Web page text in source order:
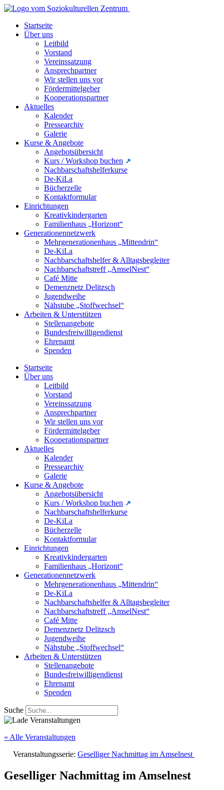
Startseite
Über uns
Leitbild
Vorstand
Vereinssatzung
Ansprechpartner
Wir stellen uns vor
Fördermittelgeber
Kooperationspartner
Aktuelles
Kalender
Pressearchiv
Galerie
Kurse & Angebote
Angebotsübersicht
Kurs / Workshop buchen
Nachbarschaftshelferkurse
De-KiLa
Bücherzelle
Kontaktformular
Einrichtungen
Kreativkindergarten
Familienhaus „Horizont“
Generationennetzwerk
Mehrgenerationenhaus „Mittendrin“
De-KiLa
Nachbarschaftshelfer & Alltagsbegleiter
Nachbarschaftstreff „AmselNest“
Café Mitte
Demenznetz Delitzsch
Jugendweihe
Nähstube „Stoffwechsel“
Arbeiten & Unterstützen
Stellenangebote
Bundesfreiwilligendienst
Ehrenamt
Spenden
Startseite
Über uns
Leitbild
Vorstand
Vereinssatzung
Ansprechpartner
Wir stellen uns vor
Fördermittelgeber
Kooperationspartner
Aktuelles
Kalender
Pressearchiv
Galerie
Kurse & Angebote
Angebotsübersicht
Kurs / Workshop buchen
Nachbarschaftshelferkurse
De-KiLa
Bücherzelle
Kontaktformular
Einrichtungen
Kreativkindergarten
Familienhaus „Horizont“
Generationennetzwerk
Mehrgenerationenhaus „Mittendrin“
De-KiLa
Nachbarschaftshelfer & Alltagsbegleiter
Nachbarschaftstreff „AmselNest“
Café Mitte
Demenznetz Delitzsch
Jugendweihe
Nähstube „Stoffwechsel“
Arbeiten & Unterstützen
Stellenangebote
Bundesfreiwilligendienst
Ehrenamt
Spenden
Suche
« Alle Veranstaltungen
Veranstaltungsserie: Geselliger Nachmittag im Amselnest
Geselliger Nachmittag im Amselnest